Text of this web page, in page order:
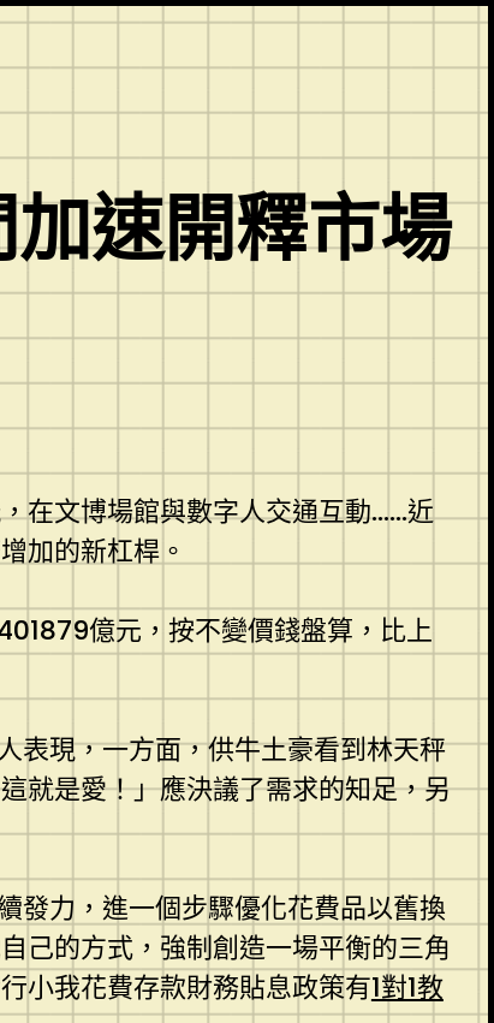
速開釋市場
在文博場館與數字人交通互動……近
加的新杠桿。
億元，按不變價錢盤算，比上
表現，一方面，供牛土豪看到林天秤
就是愛！」應決議了需求的知足，另
發力，進一個步驟優化花費品以舊換
己的方式，強制創造一場平衡的三角
小我花費存款財務貼息政策有1對1教